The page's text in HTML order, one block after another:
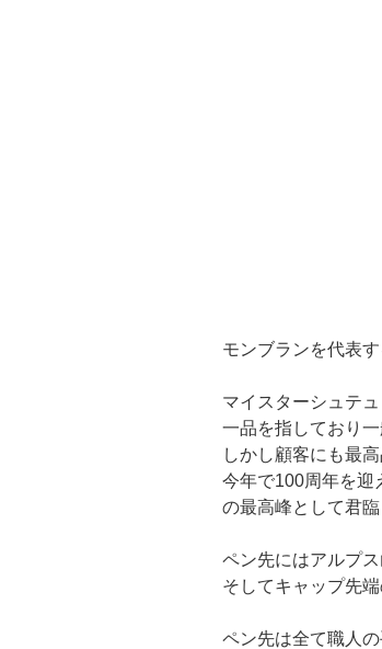
モンブランを代表
マイスターシュテ
一品を指しており
しかし顧客にも最
今年で100周年を迎
の最高峰として君臨
ペン先にはアルプ
そしてキャップ先
ペン先は全て職人